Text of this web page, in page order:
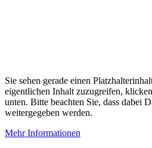
Sie sehen gerade einen
eigentlichen Inhalt zuzugreifen,
unten. Bitte beachten Sie, dass dabei
weitergegeben werden.
Mehr Informationen